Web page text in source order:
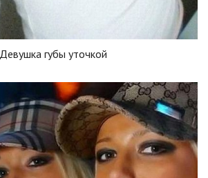
Девушка губы уточкой